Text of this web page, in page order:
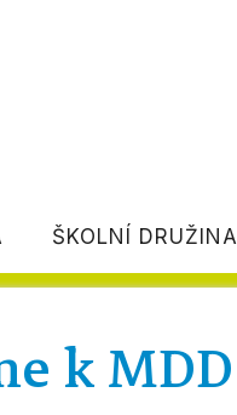
ŠKOLNÍ DRUŽINA
k MDD